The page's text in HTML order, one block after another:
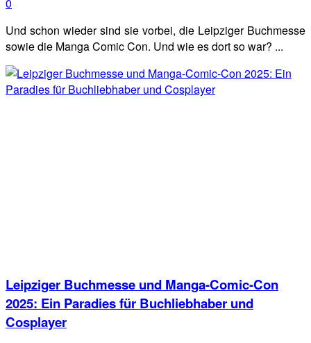
Und schon wieder sind sie vorbei, die Leipziger Buchmesse
sowie die Manga Comic Con. Und wie es dort so war? ...
Leipziger Buchmesse und Manga-Comic-Con
2025: Ein Paradies für Buchliebhaber und
Cosplayer